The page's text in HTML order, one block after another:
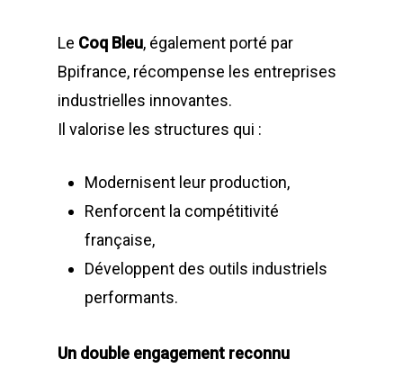
Le Coq Bleu, également porté par
Bpifrance, récompense les entreprises
industrielles innovantes.
Il valorise les structures qui :
Modernisent leur production,
Renforcent la compétitivité
française,
Développent des outils industriels
performants.
Un double engagement reconnu
LA SOCIÉTÉ
Historique et projets
Quelques chiffres
Nos équipes
PRODUITS
courts
Options
Lève Conteneurs
Bennes TANKER
Bennes ROK
Bennes de Collecte
Matériels de
ACTUALITÉS
FR
Environnement